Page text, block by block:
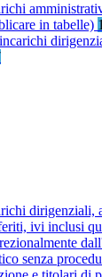
in tabelle) 1
dirigenziali,
ivi inclusi
senza